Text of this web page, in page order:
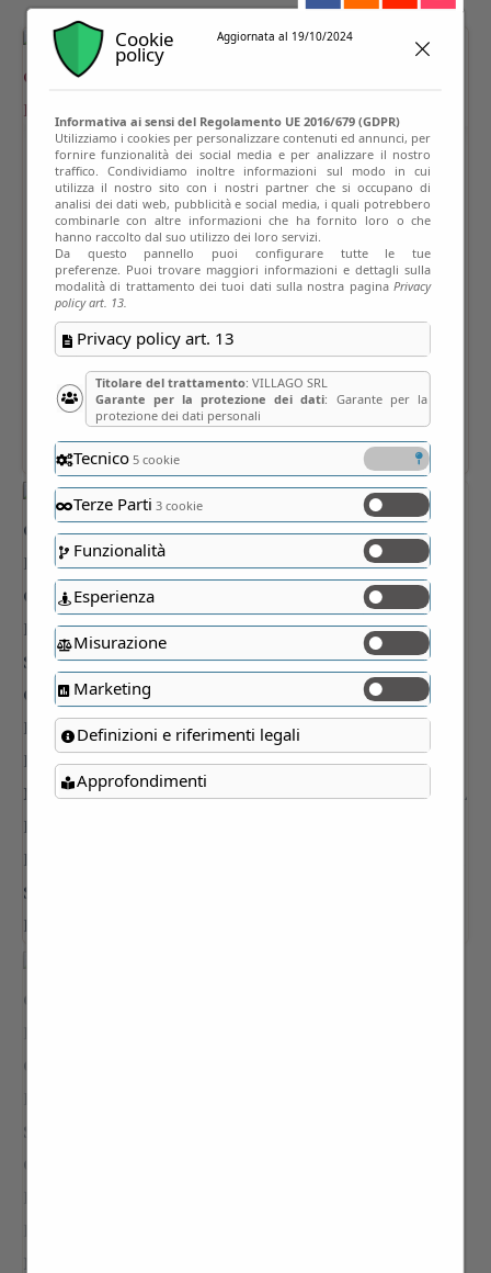
Cookie
policy
Aggiornata al 19/10/2024
Informativa ai sensi del Regolamento UE 2016/679 (GDPR)
Utilizziamo i cookies per personalizzare contenuti ed annunci, per
fornire funzionalità dei social media e per analizzare il nostro
traffico. Condividiamo inoltre informazioni sul modo in cui
utilizza il nostro sito con i nostri partner che si occupano di
analisi dei dati web, pubblicità e social media, i quali potrebbero
combinarle con altre informazioni che ha fornito loro o che
hanno raccolto dal suo utilizzo dei loro servizi.
Da questo pannello puoi configurare tutte le tue
preferenze. Puoi trovare maggiori informazioni e dettagli sulla
modalità di trattamento dei tuoi dati sulla nostra paginaPrivacy
policy art. 13.
Privacy policy art. 13
Titolare del trattamento: VILLAGO SRL
Garante per la protezione dei dati: Garante per la
protezione dei dati personali
Tecnico5 cookie
Terze Parti 3 cookie
Funzionalità
Esperienza
Misurazione
Marketing
Definizioni e riferimenti legali
Approfondimenti